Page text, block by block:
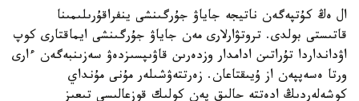
ال ەڭ كۇتپەگەن ناتيجە جاياۋ جۇرگىنشى ينفراقۇرىلىمىنا
قاتىستى بولدى. تروتۋارلارى مەن جاياۋ جۇرگىنشى ايماقتارى كوپ
اۋدانداردا تۇراتىن ادامدار وزدەرىن قاۋىپسىزدەۋ سەزىنبەگەن ءارى
ورتا ەسەپپەن از ۇيىقتاعان. زەرتتەۋشىلەر مۇنى مۇنداي
كوشەلەردىڭ ادەتتە حالىق پەن كولىك قوزعالىسى تىعىز